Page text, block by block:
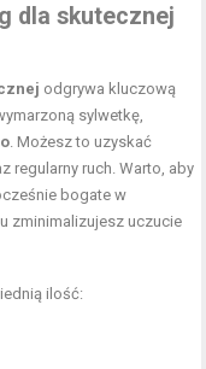
dla skutecznej
odgrywa kluczową
sylwetkę,
. Możesz to uzyskać
regularny ruch. Warto, aby
bogate w
zminimalizujesz uczucie
ilość: